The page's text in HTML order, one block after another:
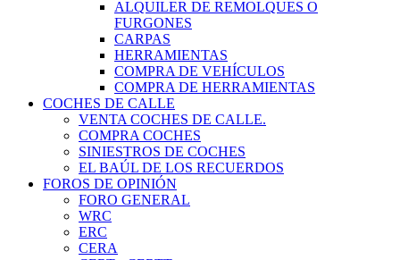
ALQUILER DE REMOLQUES O
FURGONES
CARPAS
HERRAMIENTAS
COMPRA DE VEHÍCULOS
COMPRA DE HERRAMIENTAS
COCHES DE CALLE
VENTA COCHES DE CALLE.
COMPRA COCHES
SINIESTROS DE COCHES
EL BAÚL DE LOS RECUERDOS
FOROS DE OPINIÓN
FORO GENERAL
WRC
ERC
CERA